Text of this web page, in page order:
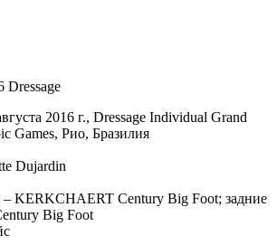
Dressage
2016 г., Dressage Individual Grand
Games, Рио, Бразилия
Dujardin
KERKCHAERT Century Big Foot; задние
Big Foot